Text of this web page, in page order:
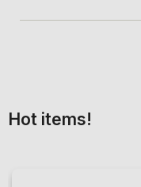
Hot items!